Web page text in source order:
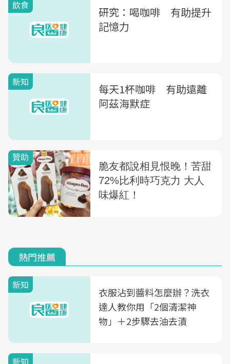
飲食
研究：喝咖啡 有助提升
記憶力
新知
每天1杯咖啡 有助遠離
阿茲海默症
熱門推薦
新知
衣服沾到醬料怎麼辦？洗衣
達人教你用「2個清潔神
物」＋2步驟去油去漬
新知